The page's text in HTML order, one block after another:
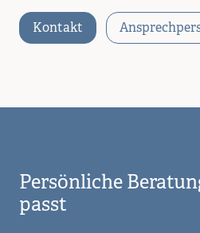
Kontakt
Persönliche
passt